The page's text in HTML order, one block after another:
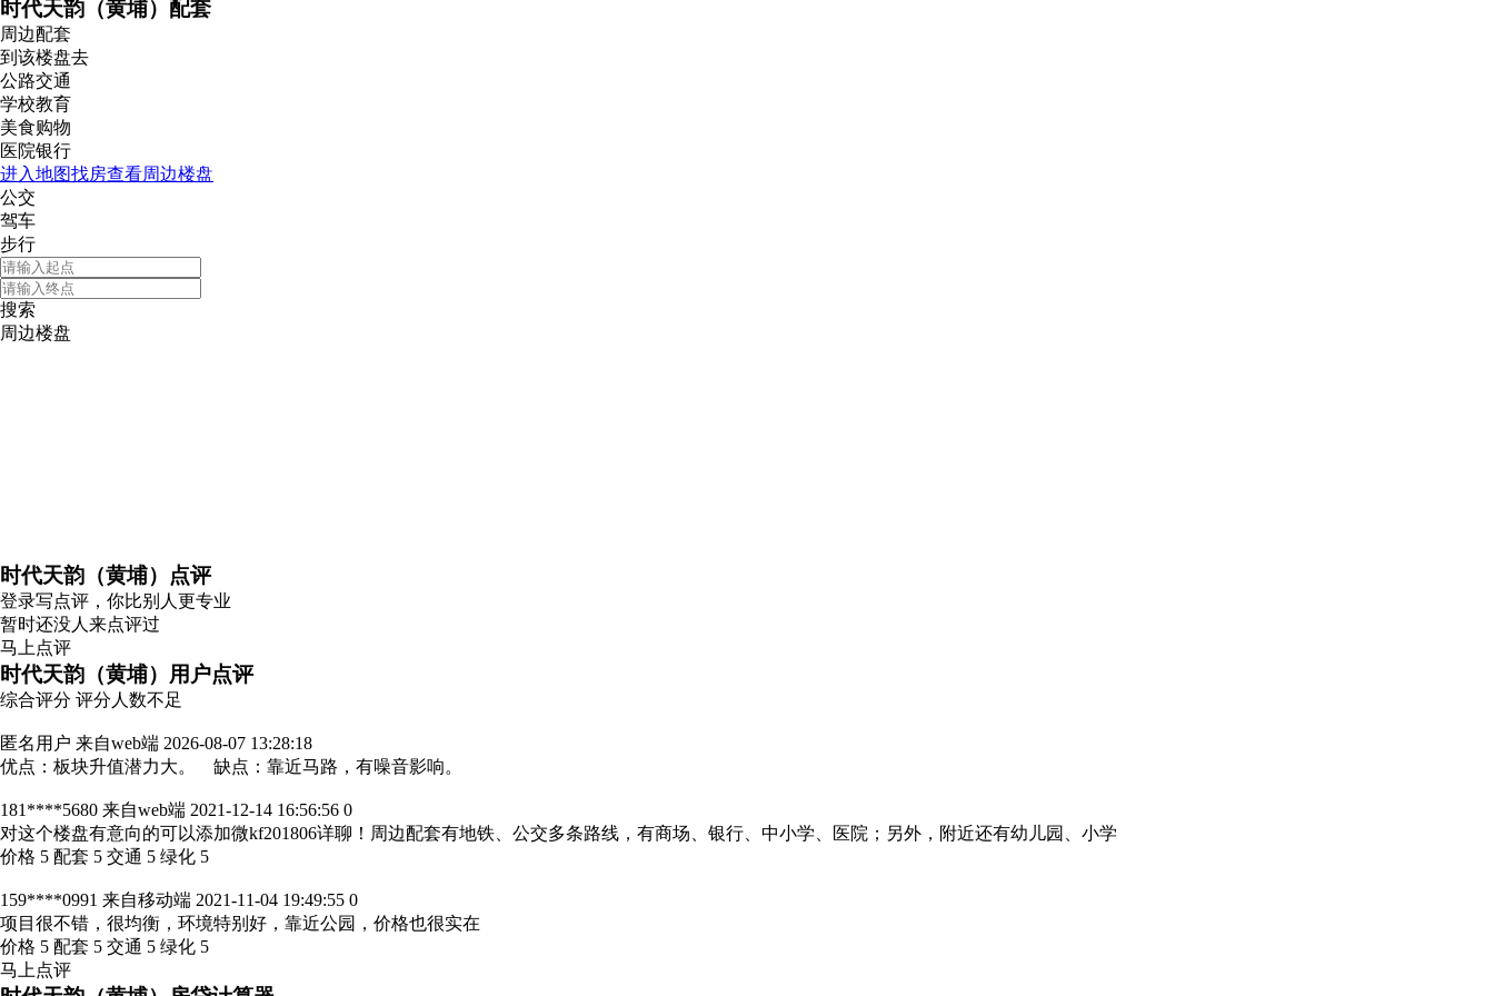
时代天韵（黄埔）配套
周边配套
到该楼盘去
公路交通
学校教育
美食购物
医院银行
进入地图找房查看周边楼盘
公交
驾车
步行
搜索
周边楼盘
时代天韵（黄埔）点评
登录写点评，你比别人更专业
暂时还没人来点评过
马上点评
时代天韵（黄埔）用户点评
综合评分 评分人数不足
匿名用户 来自web端 2026-08-07 13:28:18
优点：板块升值潜力大。 缺点：靠近马路，有噪音影响。
181****5680 来自web端 2021-12-14 16:56:56 0
对这个楼盘有意向的可以添加微kf201806详聊！周边配套有地铁、公交多条路线，有商场、银行、中小学、医院；另外，附近还有幼儿园、小学
价格 5 配套 5 交通 5 绿化 5
159****0991 来自移动端 2021-11-04 19:49:55 0
项目很不错，很均衡，环境特别好，靠近公园，价格也很实在
价格 5 配套 5 交通 5 绿化 5
马上点评